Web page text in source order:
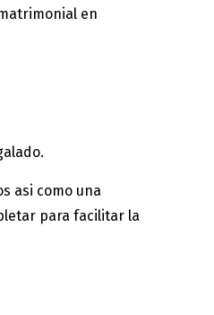
en
asi­ como una
para facilitar la